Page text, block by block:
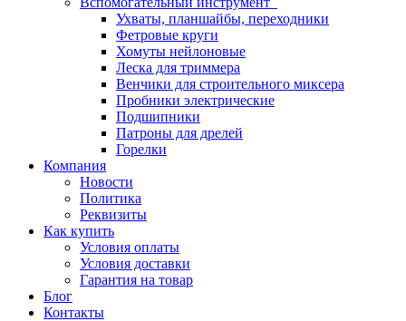
Ухваты, планшайбы, переходники
Фетровые круги
Хомуты нейлоновые
Леска для триммера
Венчики для строительного миксера
Пробники электрические
Подшипники
Патроны для дрелей
Горелки
Компания
Новости
Политика
Реквизиты
Как купить
Условия оплаты
Условия доставки
Гарантия на товар
Блог
Контакты